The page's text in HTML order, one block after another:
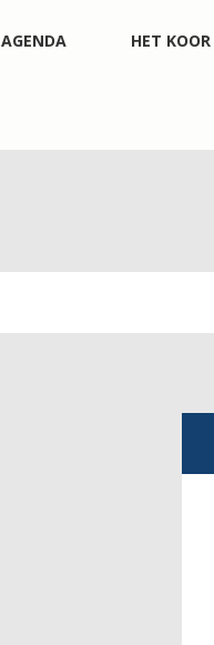
AGENDA HET KOOR